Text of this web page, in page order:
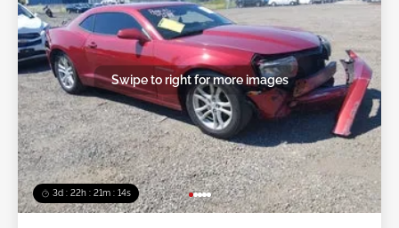
3d : 22h : 21m : 11s
Swipe to right for more images